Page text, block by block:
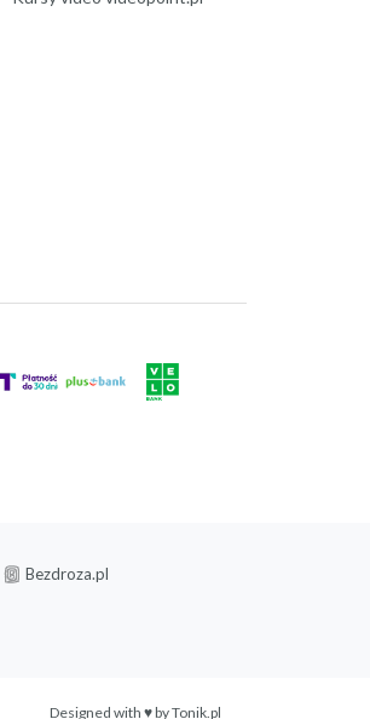
Bezdroza.pl
Designed with ♥ byTonik.pl